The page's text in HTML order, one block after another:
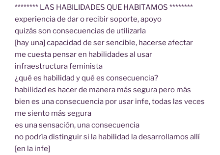
******** LAS HABILIDADES QUE HABITAMOS ********
experiencia de dar o recibir soporte, apoyo
quizás son consecuencias de utilizarla
[hay una] capacidad de ser sencible, hacerse afectar
me cuesta pensar en habilidades al usar
infraestructura feminista
¿qué es habilidad y qué es consecuencia?
habilidad es hacer de manera más segura pero más
bien es una consecuencia por usar infe, todas las veces
me siento más segura
es una sensación, una consecuencia
no podría distinguir si la habilidad la desarrollamos allí
[en la infe]